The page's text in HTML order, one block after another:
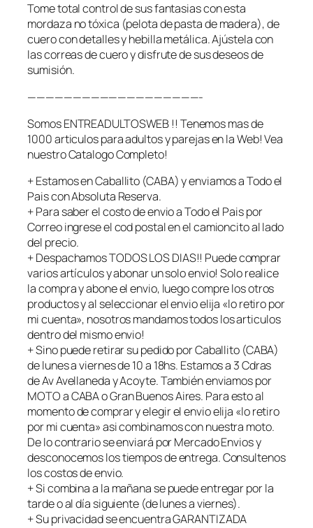
Tome total control de sus fantasias con esta
mordaza no tóxica (pelota de pasta de madera), de
cuero con detalles y hebilla metálica. Ajústela con
las correas de cuero y disfrute de sus deseos de
sumisión.
———————————————————-
Somos ENTREADULTOSWEB !! Tenemos mas de
1000 articulos para adultos y parejas en la Web! Vea
nuestro Catalogo Completo!
+ Estamos en Caballito (CABA) y enviamos a Todo el
Pais con Absoluta Reserva.
+ Para saber el costo de envio a Todo el Pais por
Correo ingrese el cod postal en el camioncito al lado
del precio.
+ Despachamos TODOS LOS DIAS!! Puede comprar
varios artículos y abonar un solo envio! Solo realice
la compra y abone el envio, luego compre los otros
productos y al seleccionar el envio elija «lo retiro por
mi cuenta», nosotros mandamos todos los articulos
dentro del mismo envio!
+ Sino puede retirar su pedido por Caballito (CABA)
de lunes a viernes de 10 a 18hs. Estamos a 3 Cdras
de Av Avellaneda y Acoyte. También enviamos por
MOTO a CABA o Gran Buenos Aires. Para esto al
momento de comprar y elegir el envio elija «lo retiro
por mi cuenta» asi combinamos con nuestra moto.
De lo contrario se enviará por Mercado Envios y
desconocemos los tiempos de entrega. Consultenos
los costos de envio.
+ Si combina a la mañana se puede entregar por la
tarde o al día siguiente (de lunes a viernes).
+ Su privacidad se encuentra GARANTIZADA